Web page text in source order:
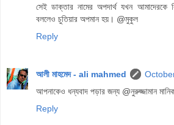
সেই ডাক্তার নামের অপদার্থ যখন আমাদেরকে
বললেও চুতিয়ার অপমান হয়। @মুকুল
Reply
আলী মাহমেদ - ali mahmed
আপনাকেও ধন্যবাদ পড়ার জন্য @নুরুজ্জামান
Reply